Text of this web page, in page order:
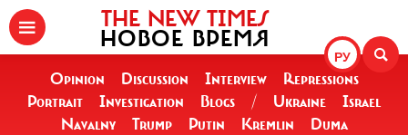
РУ
THE NEW TIMES
НОВОЕ ВРЕМЯ
Opinion Discussion Interview
Repressions
Portrait
Investigation Blogs / Ukraine
Israel
Navalny
Trump Putin Kremlin Duma